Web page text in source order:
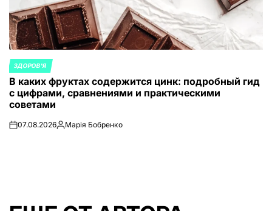
ОПУБЛИКОВАНО
В
ЗДОРОВ'Я
В каких фруктах содержится цинк: подробный гид
с цифрами, сравнениями и практическими
советами
on07.08.2026Запись
Марія Бобренко